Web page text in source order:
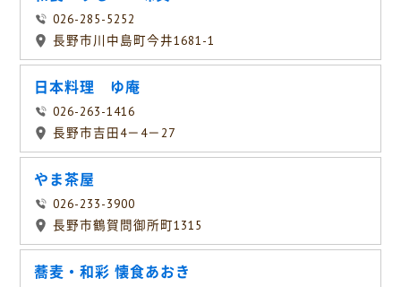
026-285-5252
長野市川中島町今井1681-1
日本料理 ゆ庵
026-263-1416
長野市吉田4－4－27
やま茶屋
026-233-3900
長野市鶴賀問御所町1315
蕎麦・和彩 懐食あおき